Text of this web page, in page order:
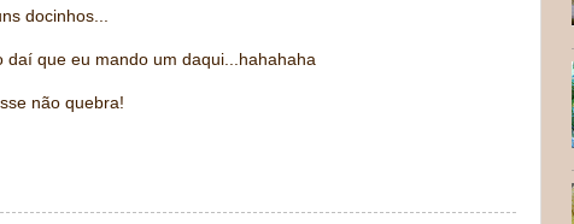
docinhos...
daí que eu mando um daqui...hahahaha
não quebra!